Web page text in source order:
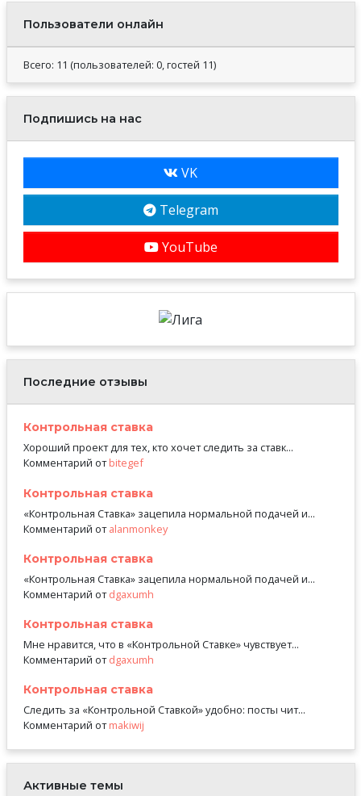
Пользователи онлайн
Всего: 11 (пользователей: 0, гостей 11)
Подпишись на нас
VK
Telegram
YouTube
Последние отзывы
Контрольная ставка
Хороший проект для тех, кто хочет следить за ставк...
Комментарий отbitegef
Контрольная ставка
«Контрольная Ставка» зацепила нормальной подачей и...
Комментарий отalanmonkey
Контрольная ставка
«Контрольная Ставка» зацепила нормальной подачей и...
Комментарий отdgaxumh
Контрольная ставка
Мне нравится, что в «Контрольной Ставке» чувствует...
Комментарий отdgaxumh
Контрольная ставка
Следить за «Контрольной Ставкой» удобно: посты чит...
Комментарий отmakiwij
Активные темы